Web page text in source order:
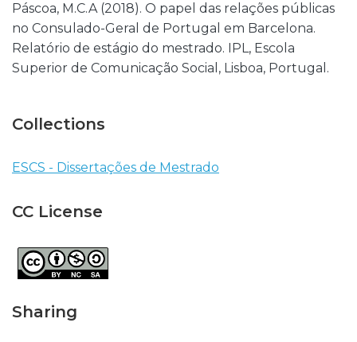
Páscoa, M.C.A (2018). O papel das relações públicas
no Consulado-Geral de Portugal em Barcelona.
Relatório de estágio do mestrado. IPL, Escola
Superior de Comunicação Social, Lisboa, Portugal.
Collections
ESCS - Dissertações de Mestrado
CC License
Sharing